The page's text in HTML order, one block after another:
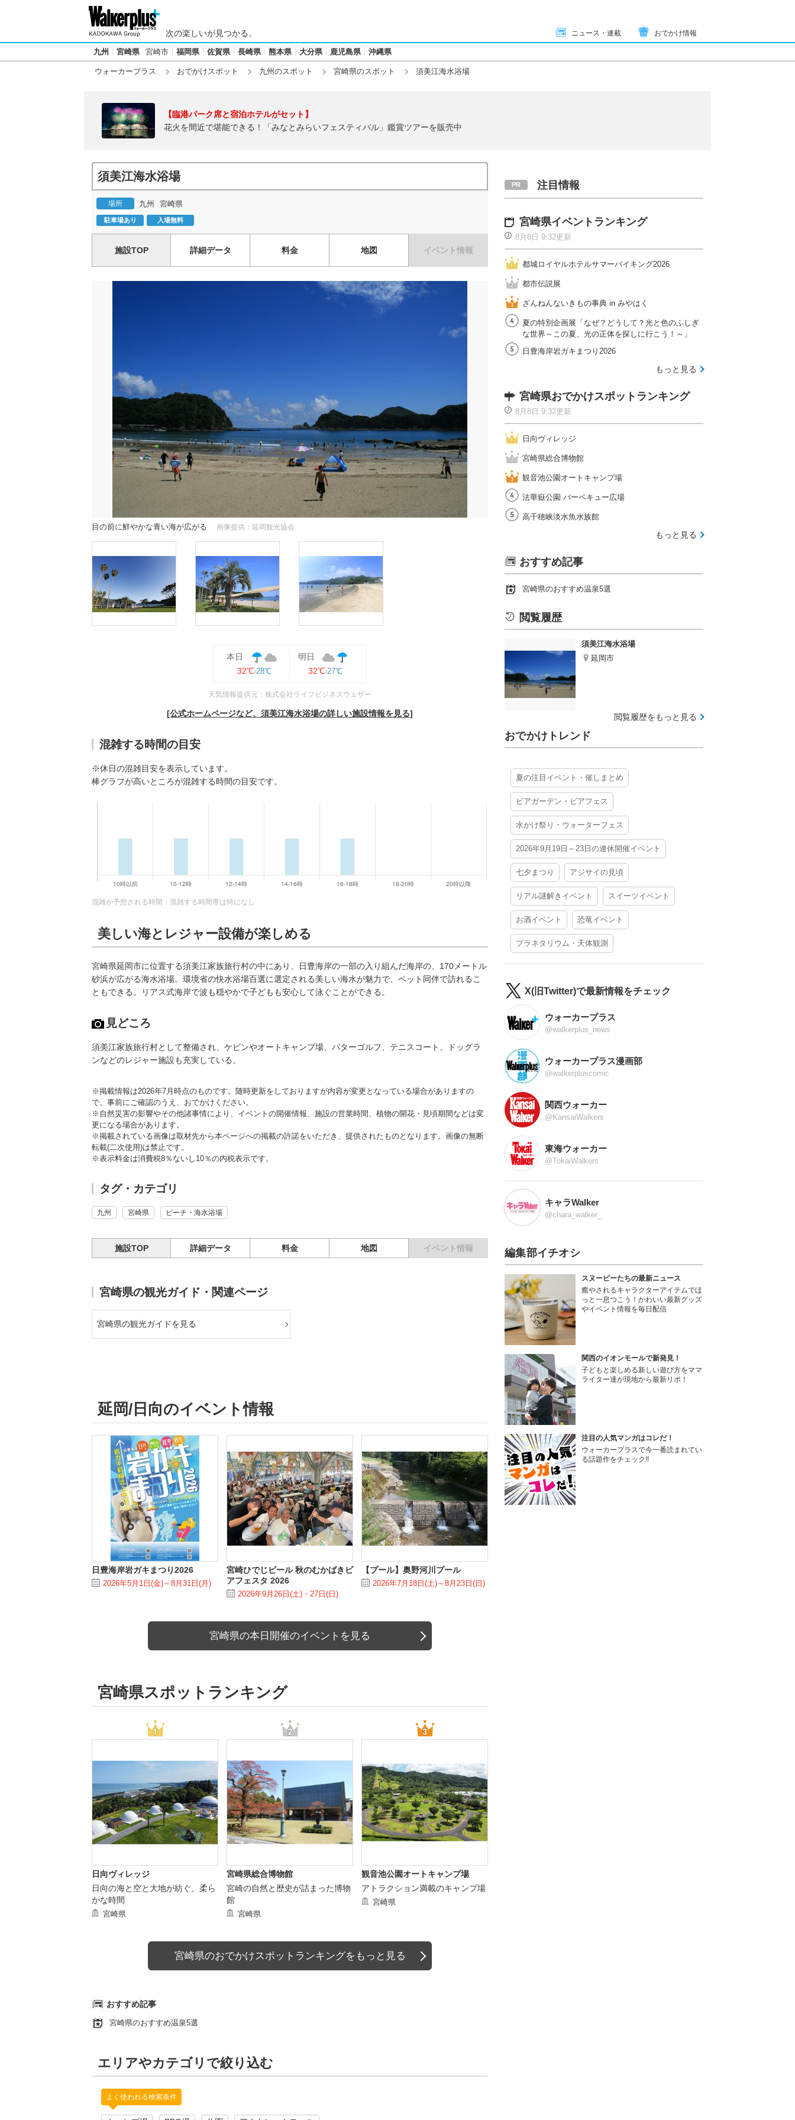
次の楽しいが見つかる。 ニュース・連載 おでかけ情報
九州 宮崎県 宮崎市 福岡県 佐賀県 長崎県 熊本県 大分県 鹿児島県 沖縄県
ウォーカープラス おでかけスポット 九州のスポット 宮崎県のスポット 須美江海水浴場
【臨港パーク席と宿泊ホテルがセット】
花火を間近で堪能できる！「みなとみらいフェスティバル」鑑賞ツアーを販売中
須美江海水浴場
場所 九州 宮崎県
駐車場あり 入場無料
施設TOP 詳細データ 料金 地図 イベント情報
目の前に鮮やかな青い海が広がる 画像提供：延岡観光協会
本日
32℃ 28℃
明日
32℃ 27℃
天気情報提供元：株式会社ライフビジネスウェザー
[公式ホームページなど、須美江海水浴場の詳しい施設情報を見る]
混雑する時間の目安
※休日の混雑目安を表示しています。
棒グラフが高いところが混雑する時間の目安です。
混雑が予想される時間：混雑する時間帯は特になし
美しい海とレジャー設備が楽しめる
宮崎県延岡市に位置する須美江家族旅行村の中にあり、日豊海岸の一部の入り組んだ海岸の、170メートル
砂浜が広がる海水浴場。環境省の快水浴場百選に選定される美しい海水が魅力で、ペット同伴で訪れるこ
ともできる。リアス式海岸で波も穏やかで子どもも安心して泳ぐことができる。
見どころ
須美江家族旅行村として整備され、ケビンやオートキャンプ場、パターゴルフ、テニスコート、ドッグラ
ンなどのレジャー施設も充実している。
※掲載情報は2026年7月時点のものです。随時更新をしておりますが内容が変更となっている場合がありますの
で、事前にご確認のうえ、おでかけください。
※自然災害の影響やその他諸事情により、イベントの開催情報、施設の営業時間、植物の開花・見頃期間などは変
更になる場合があります。
※掲載されている画像は取材先から本ページへの掲載の許諾をいただき、提供されたものとなります。画像の無断
転載(二次使用)は禁止です。
※表示料金は消費税8％ないし10％の内税表示です。
タグ・カテゴリ
九州 宮崎県 ビーチ・海水浴場
施設TOP 詳細データ 料金 地図 イベント情報
宮崎県の観光ガイド・関連ページ
宮崎県の観光ガイドを見る
延岡/日向のイベント情報
日豊海岸岩ガキまつり2026
2026年5月1日(金)～8月31日(月)
宮崎ひでじビール 秋のむかばきビ
アフェスタ 2026
2026年9月26日(土)・27日(日)
【プール】奥野河川プール
2026年7月18日(土)～8月23日(日)
宮崎県の本日開催のイベントを見る
宮崎県スポットランキング
日向ヴィレッジ
日向の海と空と大地が紡ぐ、柔ら
かな時間
宮崎県
宮崎県総合博物館
宮崎の自然と歴史が詰まった博物
館
宮崎県
観音池公園オートキャンプ場
アトラクション満載のキャンプ場
宮崎県
宮崎県のおでかけスポットランキングをもっと見る
おすすめ記事
宮崎県のおすすめ温泉5選
エリアやカテゴリで絞り込む
よく使われる検索条件
注目情報
宮崎県イベントランキング
8月8日 9:32更新
都城ロイヤルホテルサマーバイキング2026
都市伝説展
ざんねんないきもの事典 in みやはく
夏の特別企画展「なぜ？どうして？光と色のふしぎ
な世界～この夏、光の正体を探しに行こう！～」
日豊海岸岩ガキまつり2026
もっと見る
宮崎県おでかけスポットランキング
8月8日 9:32更新
日向ヴィレッジ
宮崎県総合博物館
観音池公園オートキャンプ場
法華嶽公園 バーベキュー広場
高千穂峡淡水魚水族館
もっと見る
おすすめ記事
宮崎県のおすすめ温泉5選
閲覧履歴
須美江海水浴場
延岡市
閲覧履歴をもっと見る
おでかけトレンド
夏の注目イベント・催しまとめ
ビアガーデン・ビアフェス
水かけ祭り・ウォーターフェス
2026年9月19日～23日の連休開催イベント
七夕まつり アジサイの見頃
リアル謎解きイベント スイーツイベント
お酒イベント 恐竜イベント
プラネタリウム・天体観測
X(旧Twitter)で最新情報をチェック
ウォーカープラス
@walkerplus_news
ウォーカープラス漫画部
@walkerpluscomic
関西ウォーカー
@KansaiWalkers
東海ウォーカー
@TokaiWalkers
キャラWalker
@chara_walker_
編集部イチオシ
スヌーピーたちの最新ニュース
癒やされるキャラクターアイテムでほ
っと一息つこう！かわいい最新グッズ
やイベント情報を毎日配信
関西のイオンモールで新発見！
子どもと楽しめる新しい遊び方をママ
ライター達が現地から最新リポ！
注目の人気マンガはコレだ！
ウォーカープラスで今一番読まれてい
る話題作をチェック!!